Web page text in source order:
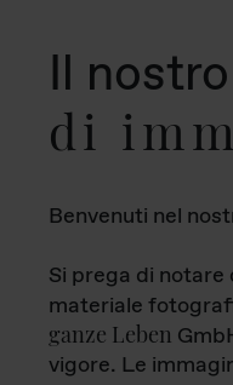
Il nostro
di
Benvenuti nel
Si prega di
materiale
ganze Leben
vigore. Le